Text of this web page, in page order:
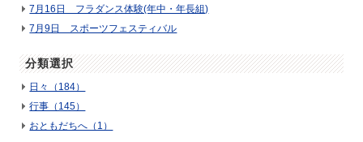
7月16日 フラダンス体験(年中・年長組)
7月9日 スポーツフェスティバル
分類選択
日々（184）
行事（145）
おともだちへ（1）